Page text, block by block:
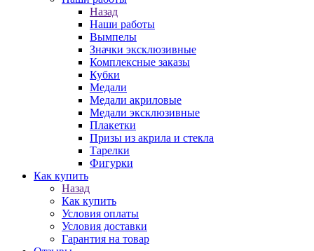
Назад
Наши работы
Вымпелы
Значки эксклюзивные
Комплексные заказы
Кубки
Медали
Медали акриловые
Медали эксклюзивные
Плакетки
Призы из акрила и стекла
Тарелки
Фигурки
Как купить
Назад
Как купить
Условия оплаты
Условия доставки
Гарантия на товар